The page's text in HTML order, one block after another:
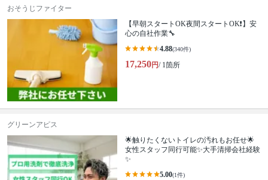
おそうじファイター
【早朝スタートOK夜間スタートOK❗️】安
心の自社作業🔧
4.88(340件)
17,250円/ 1箇所
グリーンアピス
🌟触りたくないトイレの汚れもお任せ🌟
女性スタッフ同行可能✨大手清掃会社経験
✨
5.00(1件)